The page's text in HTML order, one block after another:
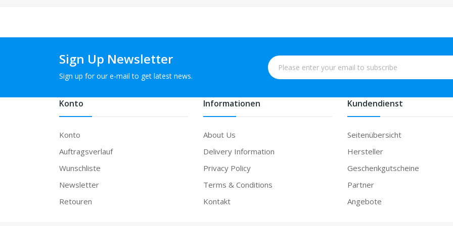
Sign Up Newsletter
Sign up for our e-mail to get latest news.
Konto
Konto
Auftragsverlauf
Wunschliste
Newsletter
Retouren
Informationen
About Us
Delivery Information
Privacy Policy
Terms & Conditions
Kontakt
Kundendienst
Seitenübersicht
Hersteller
Geschenkgutscheine
Partner
Angebote